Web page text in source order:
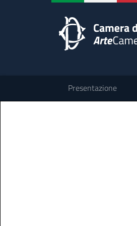
Presentazione